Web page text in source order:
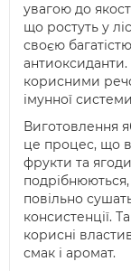
увагою до
що ростуть у
своєю
корисними
імунної
Виготовлення
це процес, що
фрукти та
повільно
консистенції.
корисні
смак і аромат.